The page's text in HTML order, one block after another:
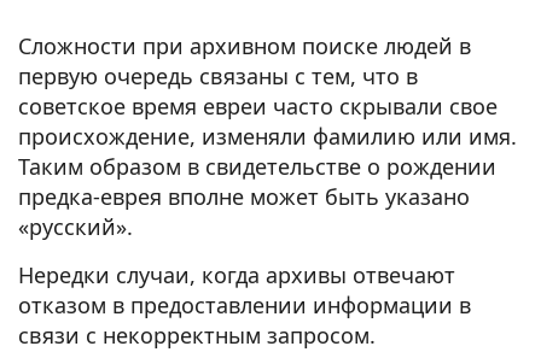
Сложности при архивном поиске людей в
первую очередь связаны с тем, что в
советское время евреи часто скрывали свое
происхождение, изменяли фамилию или имя.
Таким образом в свидетельстве о рождении
предка-еврея вполне может быть указано
«русский».
Нередки случаи, когда архивы отвечают
отказом в предоставлении информации в
связи с некорректным запросом.